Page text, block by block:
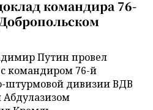
командира 76-
Путин провел
командиром 76-й
штурмовой дивизии ВДВ